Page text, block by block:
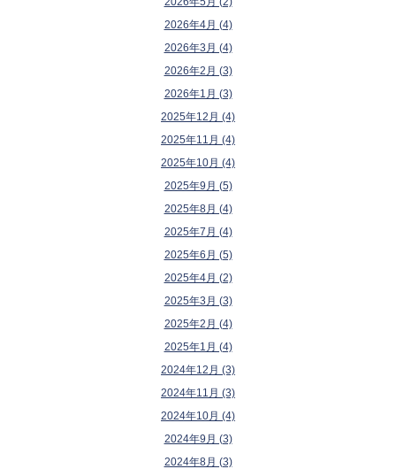
2026年4月 (4)
2026年3月 (4)
2026年2月 (3)
2026年1月 (3)
2025年12月 (4)
2025年11月 (4)
2025年10月 (4)
2025年9月 (5)
2025年8月 (4)
2025年7月 (4)
2025年6月 (5)
2025年4月 (2)
2025年3月 (3)
2025年2月 (4)
2025年1月 (4)
2024年12月 (3)
2024年11月 (3)
2024年10月 (4)
2024年9月 (3)
2024年8月 (3)